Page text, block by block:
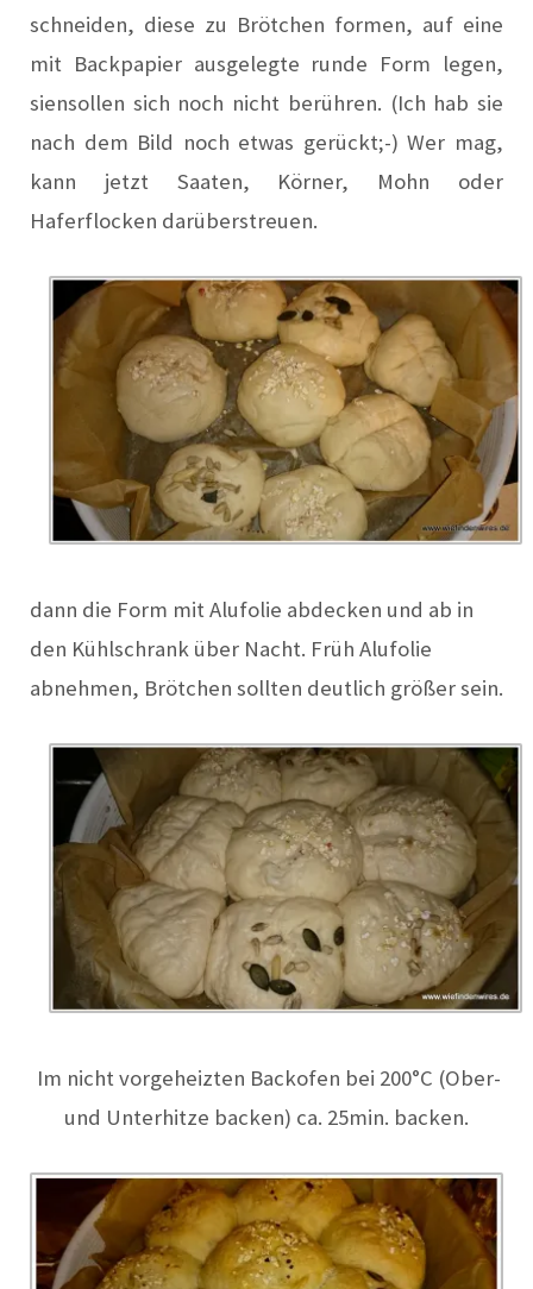
schneiden, diese zu Brötchen formen, auf eine
mit Backpapier ausgelegte runde Form legen,
siensollen sich noch nicht berühren. (Ich hab sie
nach dem Bild noch etwas gerückt;-) Wer mag,
kann jetzt Saaten, Körner, Mohn oder
Haferflocken darüberstreuen.
dann die Form mit Alufolie abdecken und ab in
den Kühlschrank über Nacht. Früh Alufolie
abnehmen, Brötchen sollten deutlich größer sein.
Im nicht vorgeheizten Backofen bei 200°C (Ober-
und Unterhitze backen) ca. 25min. backen.